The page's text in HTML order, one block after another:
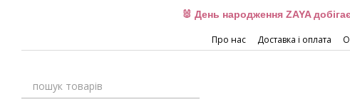
🐰 День народження ZAYA
Про нас Доставка і оплата